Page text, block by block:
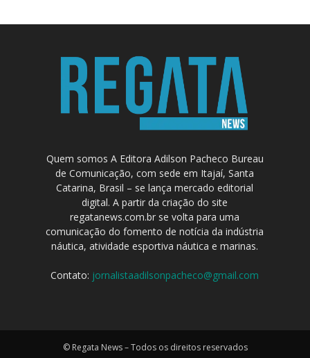
Quem somos A Editora Adilson Pacheco Bureau
de Comunicação, com sede em Itajaí, Santa
Catarina, Brasil – se lança mercado editorial
digital. A partir da criação do site
regatanews.com.br se volta para uma
comunicação do fomento de notícia da indústria
náutica, atividade esportiva náutica e marinas.
Contato: jornalistaadilsonpacheco@gmail.com
© Regata News – Todos os direitos reservados